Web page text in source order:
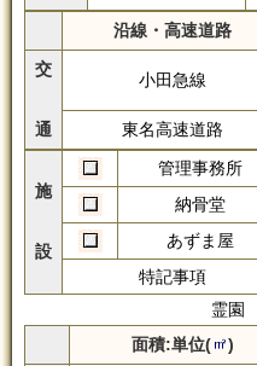
沿線・高速道路
交
通
小田急線
東名高速道路
施
設
管理事務所
納骨堂
あずま屋
特記事項
霊園
面積:単位(
)